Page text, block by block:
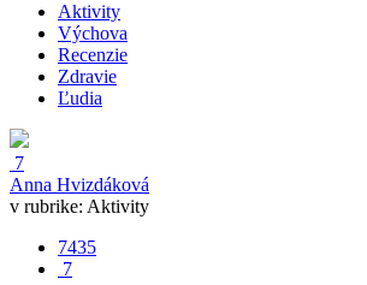
Aktivity
Výchova
Recenzie
Zdravie
Ľudia
7
Anna Hvizdáková
v rubrike: Aktivity
7435
7